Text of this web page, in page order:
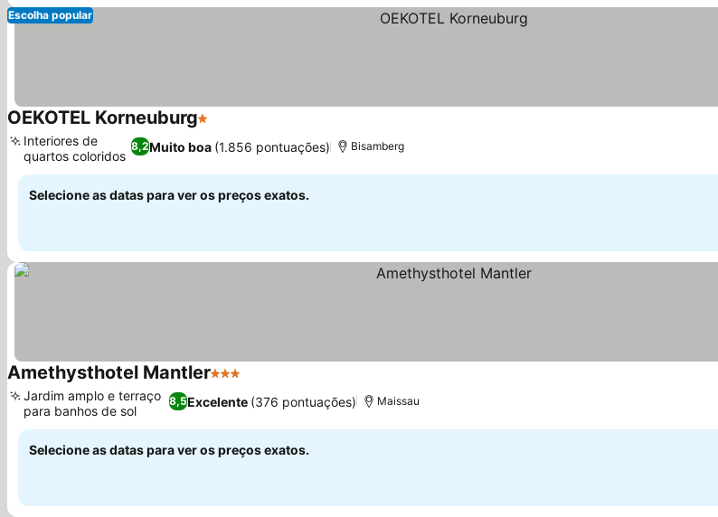
Escolha popular
OEKOTEL Korneuburg1 Estrelas
8,2Muito boa (1.856 pontuações)
Interiores de
quartos coloridos
Bisamberg
Selecione as datas para ver os preços exatos.
Amethysthotel Mantler3 Estrelas
8,5Excelente (376 pontuações)
Jardim amplo e terraço
para banhos de sol
Maissau
Selecione as datas para ver os preços exatos.